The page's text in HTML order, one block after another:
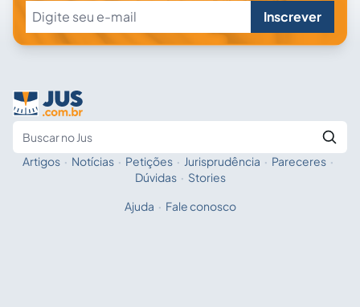
Inscrever
Fale com a IA
Artigos · Notícias · Petições · Jurisprudência · Pareceres ·
Dúvidas · Stories
Ajuda · Fale conosco